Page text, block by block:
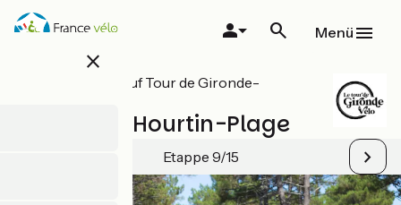
Direkt
zum
close
Menü
Alle Etappen auf Tour de Gironde-
Lacanau / Hourtin-Plage
Etappe 9/15